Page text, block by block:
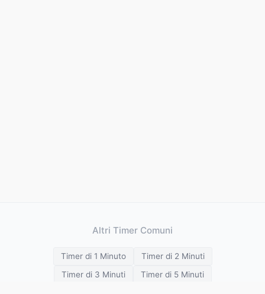
Altri Timer Comuni
Timer di 1 Minuto
Timer di 2 Minuti
Timer di 3 Minuti
Timer di 5 Minuti